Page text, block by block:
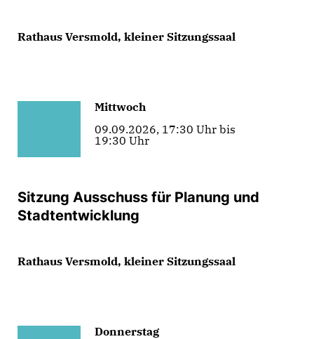
Rathaus Versmold, kleiner Sitzungssaal
Mittwoch
09.09.2026, 17:30 Uhr bis
19:30 Uhr
Sitzung Ausschuss für Planung und
Stadtentwicklung
Rathaus Versmold, kleiner Sitzungssaal
Donnerstag